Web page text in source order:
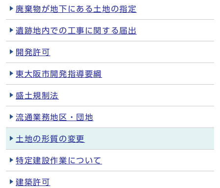
廃棄物が地下にある土地の指定
遺跡地内での工事に関する届出
開発許可
東大阪市開発指導要綱
盛土規制法
流通業務地区・団地
土地の形質の変更
特定建設作業について
建築許可